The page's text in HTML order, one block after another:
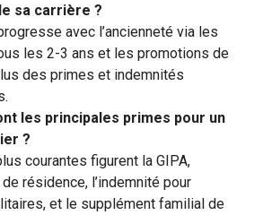
sa carrière ?
avec l’ancienneté via les
les 2-3 ans et les promotions de
des primes et indemnités
les principales primes pour un
?
courantes figurent la GIPA,
de résidence, l’indemnité pour
et le supplément familial de